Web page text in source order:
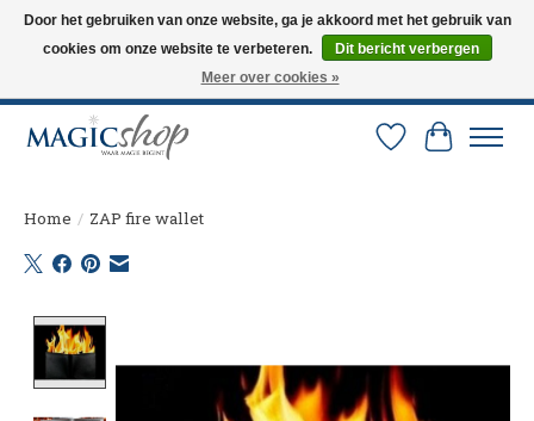
Altijd de nieuwste trucs op voorraad. Snelle verzending via PostNL en DHL.
Langskomen in onze winkel? Bel of mail om een afspraak te maken. 0251-
Verlanglijst
Home / ZAP fire wallet
Door het gebruiken van onze website, ga je akkoord met het gebruik van
cookies om onze website te verbeteren.
Dit bericht verbergen
Meer over cookies »